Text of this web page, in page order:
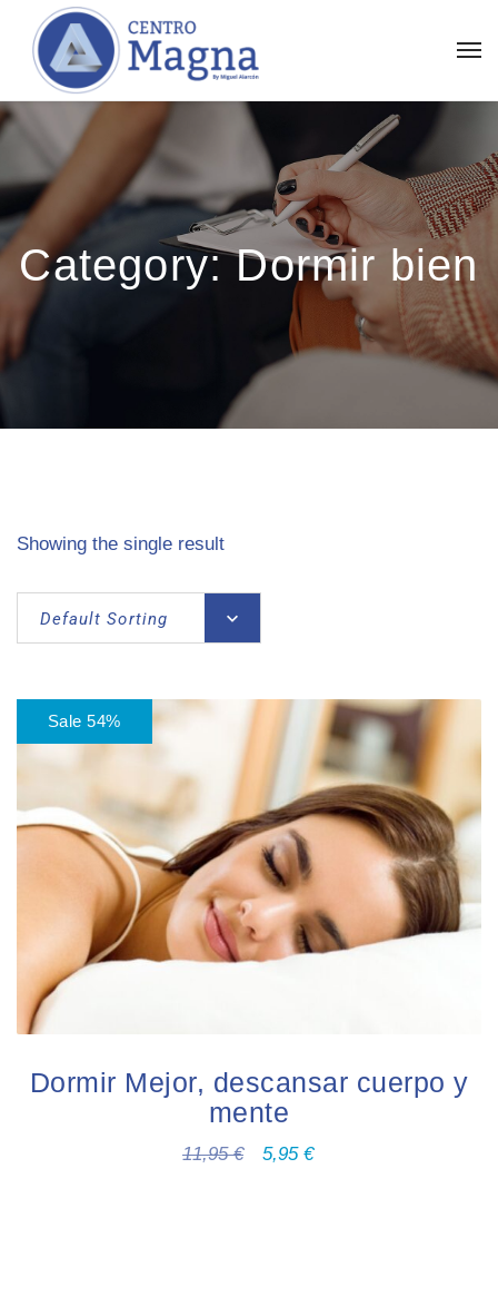
Category:Dormir bien
Showing the single result
Default Sorting
Sale 54%
Dormir Mejor, descansar cuerpo y
mente
11,95€ 5,95 €